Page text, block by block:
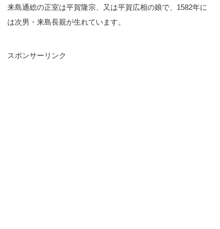
来島通総の正室は平賀隆宗、又は平賀広相の娘で、1582年に
は次男・来島長親が生れています。
スポンサーリンク